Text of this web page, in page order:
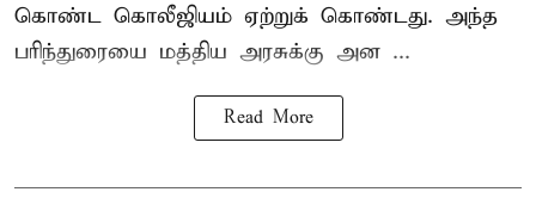
கொண்ட கொலீஜியம் ஏற்றுக் கொண்டது. அந்த
பரிந்துரையை மத்திய அரசுக்கு அன ...
Read More